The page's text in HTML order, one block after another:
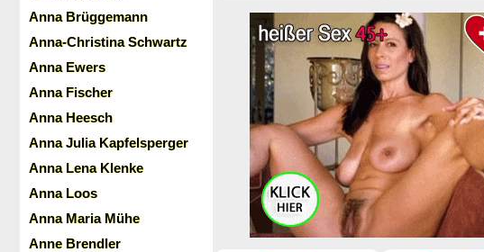
Anna Brüggemann
Anna-Christina Schwartz
Anna Ewers
Anna Fischer
Anna Heesch
Anna Julia Kapfelsperger
Anna Lena Klenke
Anna Loos
Anna Maria Mühe
Anne Brendler